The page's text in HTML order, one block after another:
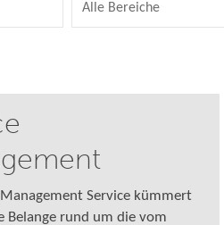
Alle Bereiche
Management Service kümmert
Belange rund um die vom